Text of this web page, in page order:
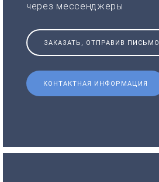
через мессенджеры
ЗАКАЗАТЬ, ОТПРАВИВ ПИСЬМО
КОНТАКТНАЯ ИНФОРМАЦИЯ